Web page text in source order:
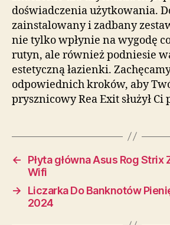
doświadczenia użytkowania.
zainstalowany i zadbany
nie tylko wpłynie na wygodę
rutyn, ale również podniesie
estetyczną łazienki.
odpowiednich kroków, aby
prysznicowy Rea Exit służył
←
Płyta główna Asus Rog
Wifi
→
Liczarka Do Banknotów
2024